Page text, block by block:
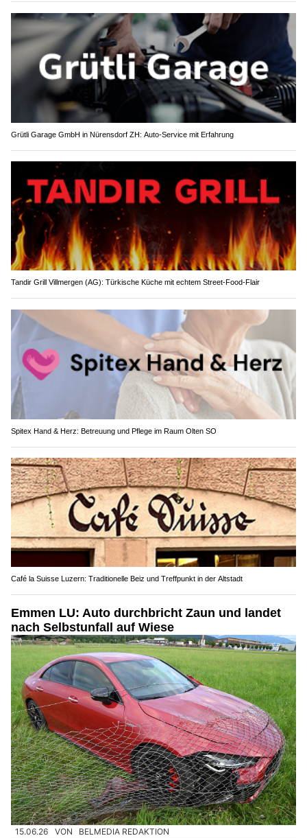
Grütli Garage GmbH in Nürensdorf ZH: Auto-Service mit Erfahrung
Tandir Grill Villmergen (AG): Türkische Küche mit echtem Street-Food-Flair
Spitex Hand & Herz: Betreuung und Pflege im Raum Olten SO
Café la Suisse Luzern: Traditionelle Beiz und Treffpunkt in der Altstadt
Emmen LU: Auto durchbricht Zaun und landet
nach Selbstunfall auf Wiese
15.06.26 VON BELMEDIA REDAKTION